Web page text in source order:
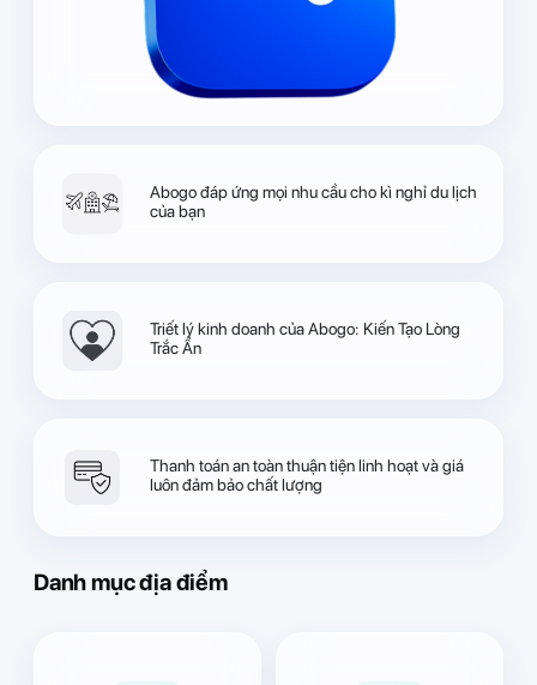
Abogo đáp ứng mọi nhu cầu cho kì nghỉ du lịch
của bạn
Triết lý kinh doanh của Abogo: Kiến Tạo Lòng
Trắc Ẩn
Thanh toán an toàn thuận tiện linh hoạt và giá
luôn đảm bảo chất lượng
Danh mục địa điểm